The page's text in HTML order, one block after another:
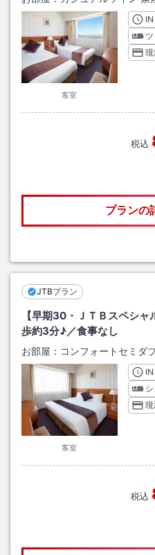
客室
税込
プランの
JTBプラン
【早期30・ＪＴＢスペシ
歩約3分♪／食事なし
お部屋： コンフォートセミダ
客室
税込